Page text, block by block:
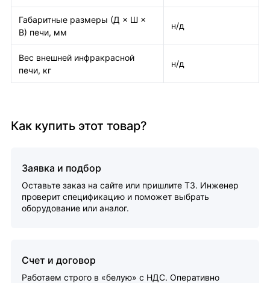
Габаритные размеры (Д × Ш ×
В) печи, мм
н/д
Вес внешней инфракрасной
печи, кг
н/д
Как купить этот товар?
Заявка и подбор
Оставьте заказ на сайте или пришлите ТЗ. Инженер
проверит спецификацию и поможет выбрать
оборудование или аналог.
Счет и договор
Работаем строго в «белую» с НДС. Оперативно